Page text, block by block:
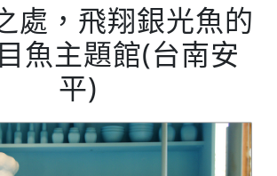
處，飛翔銀光魚的
魚主題館(台南安
平)